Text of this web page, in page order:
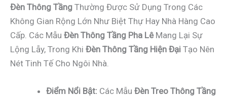
Đèn Thông Tầng Thường Được Sử Dụng Trong Các
Không Gian Rộng Lớn Như Biệt Thự Hay Nhà Hàng Cao
Cấp. Các Mẫu Đèn Thông Tầng Pha LêMang Lại Sự
Lộng Lẫy, Trong Khi Đèn Thông Tầng Hiện Đại Tạo Nên
Nét Tinh Tế Cho Ngôi Nhà.
Điểm Nổi Bật: Các Mẫu Đèn Treo Thông Tầng